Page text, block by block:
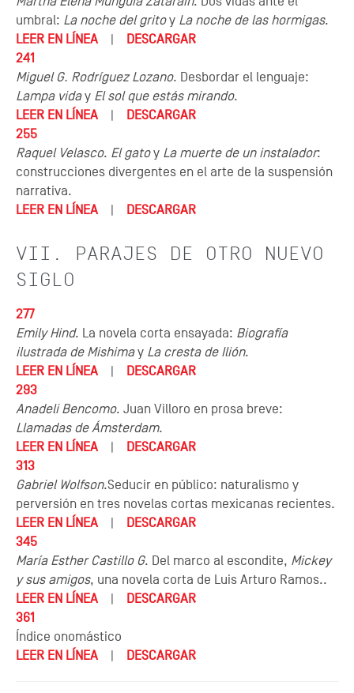
umbral: La noche del gritoy La noche de las hormigas.
LEER EN LÍNEA
DESCARGAR
241
Miguel G. Rodríguez Lozano. Desbordar el lenguaje:
Lampa viday El sol que estás mirando.
LEER EN LÍNEA
DESCARGAR
255
Raquel Velasco. El gatoy La muerte de un instalador:
construcciones divergentes en el arte de la suspensión
narrativa.
LEER EN LÍNEA
DESCARGAR
VII. PARAJES DE OTRO NUEVO
SIGLO
277
Emily Hind. La novela corta ensayada: Biografía
ilustrada de Mishimay La cresta de Ilión.
LEER EN LÍNEA
DESCARGAR
293
Anadeli Bencomo. Juan Villoro en prosa breve:
Llamadas de Ámsterdam.
LEER EN LÍNEA
DESCARGAR
313
Gabriel Wolfson.Seducir en público: naturalismo y
perversión en tres novelas cortas mexicanas recientes.
LEER EN LÍNEA
DESCARGAR
345
María Esther Castillo G. Del marco al escondite, Mickey
y sus amigos, una novela corta de Luis Arturo Ramos..
LEER EN LÍNEA
DESCARGAR
361
Índice onomástico
LEER EN LÍNEA
DESCARGAR